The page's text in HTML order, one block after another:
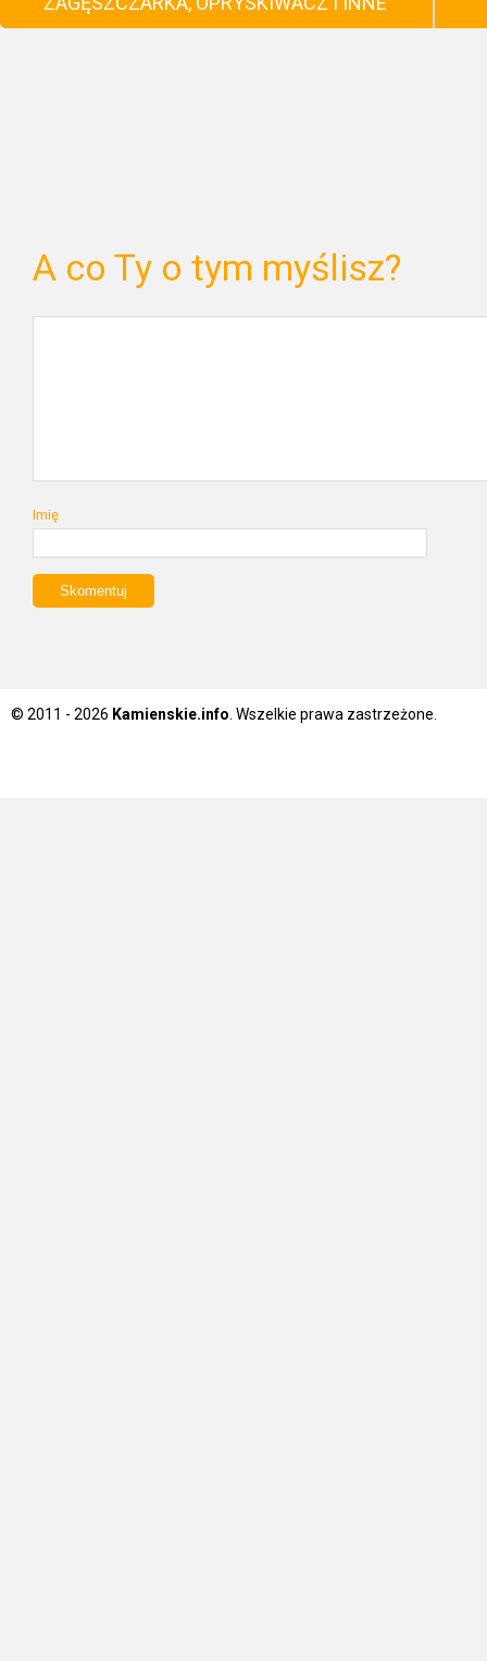
A co Ty o tym myślisz?
Imię
© 2011 - 2026 Kamienskie.info . Wszelkie prawa zastrzeżone.